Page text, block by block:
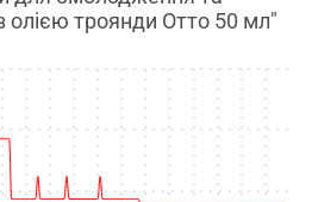
олією троянди Отто 50 мл"